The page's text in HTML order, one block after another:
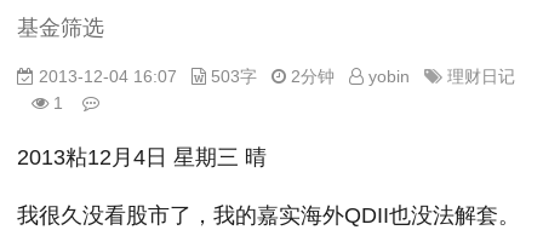
基金筛选
2013-12-04 16:07 503字 2分钟 yobin
理财日记
1
2013粘12月4日 星期三 晴
我很久没看股市了，我的嘉实海外QDII也没法解套。